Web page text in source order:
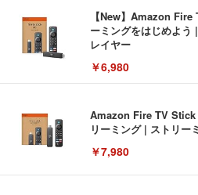
【New】Amazon
ーミングをはじめよう
レイヤー
￥6,980
Amazon Fire TV Stick
リーミング | ストリー
￥7,980